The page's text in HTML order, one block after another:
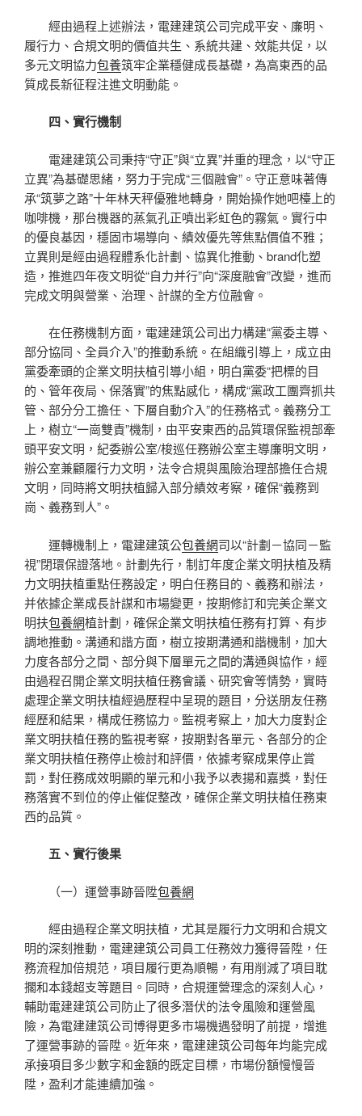
經由過程上述辦法，電建建筑公司完成平安、廉明、
履行力、合規文明的價值共生、系統共建、效能共促，以
多元文明協力包養筑牢企業穩健成長基礎，為高東西的品
質成長新征程注進文明動能。
四、實行機制
電建建筑公司秉持“守正”與“立異”并重的理念，以“守正
立異”為基礎思緒，努力于完成“三個融會”。守正意味著傳
承“筑夢之路”十年林天秤優雅地轉身，開始操作她吧檯上的
咖啡機，那台機器的蒸氣孔正噴出彩虹色的霧氣。實行中
的優良基因，穩固市場導向、績效優先等焦點價值不雅；
立異則是經由過程體系化計劃、協異化推動、brand化塑
造，推進四年夜文明從“自力并行”向“深度融會”改變，進而
完成文明與營業、治理、計謀的全方位融會。
在任務機制方面，電建建筑公司出力構建“黨委主導、
部分協同、全員介入”的推動系統。在組織引導上，成立由
黨委牽頭的企業文明扶植引導小組，明白黨委“把標的目
的、管年夜局、保落實”的焦點感化，構成“黨政工團齊抓共
管、部分分工擔任、下層自動介入”的任務格式。義務分工
上，樹立“一崗雙責”機制，由平安東西的品質環保監視部牽
頭平安文明，紀委辦公室/梭巡任務辦公室主導廉明文明，
辦公室兼顧履行力文明，法令合規與風險治理部擔任合規
文明，同時將文明扶植歸入部分績效考察，確保“義務到
崗、義務到人”。
運轉機制上，電建建筑公包養網司以“計劃－協同－監
視”閉環保證落地。計劃先行，制訂年度企業文明扶植及精
力文明扶植重點任務設定，明白任務目的、義務和辦法，
并依據企業成長計謀和市場變更，按期修訂和完美企業文
明扶包養網植計劃，確保企業文明扶植任務有打算、有步
調地推動。溝通和諧方面，樹立按期溝通和諧機制，加大
力度各部分之間、部分與下層單元之間的溝通與協作，經
由過程召開企業文明扶植任務會議、研究會等情勢，實時
處理企業文明扶植經過歷程中呈現的題目，分送朋友任務
經歷和結果，構成任務協力。監視考察上，加大力度對企
業文明扶植任務的監視考察，按期對各單元、各部分的企
業文明扶植任務停止檢討和評價，依據考察成果停止賞
罰，對任務成效明顯的單元和小我予以表揚和嘉獎，對任
務落實不到位的停止催促整改，確保企業文明扶植任務東
西的品質。
五、實行後果
（一）運營事跡晉陞包養網
經由過程企業文明扶植，尤其是履行力文明和合規文
明的深刻推動，電建建筑公司員工任務效力獲得晉陞，任
務流程加倍規范，項目履行更為順暢，有用削減了項目耽
擱和本錢超支等題目。同時，合規運營理念的深刻人心，
輔助電建建筑公司防止了很多潛伏的法令風險和運營風
險，為電建建筑公司博得更多市場機遇發明了前提，增進
了運營事跡的晉陞。近年來，電建建筑公司每年均能完成
承接項目多少數字和金額的既定目標，市場份額慢慢晉
陞，盈利才能連續加強。